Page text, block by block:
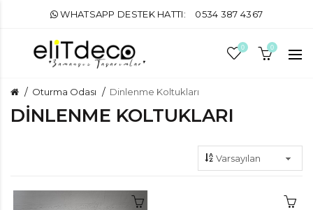
WHATSAPP DESTEK HATTI: 0534 387 4367
0 0
Oturma Odası Dinlenme Koltukları
DINLENME KOLTUKLARI